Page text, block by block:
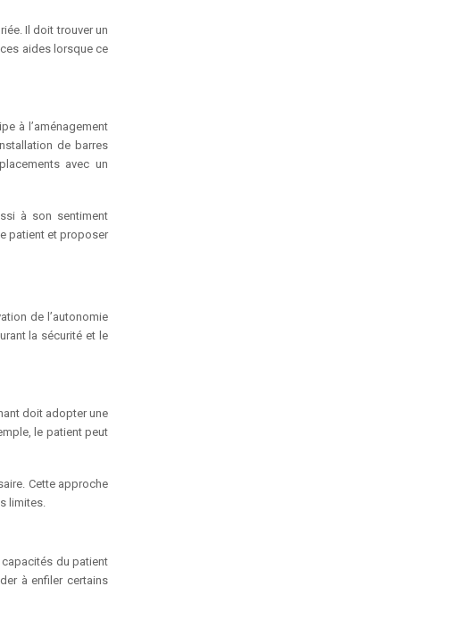
Il doit trouver un
aides lorsque ce
à l’aménagement
de barres
avec un
à son sentiment
patient et proposer
de l’autonomie
la sécurité et le
doit adopter une
le patient peut
Cette approche
limites.
capacités du patient
à enfiler certains